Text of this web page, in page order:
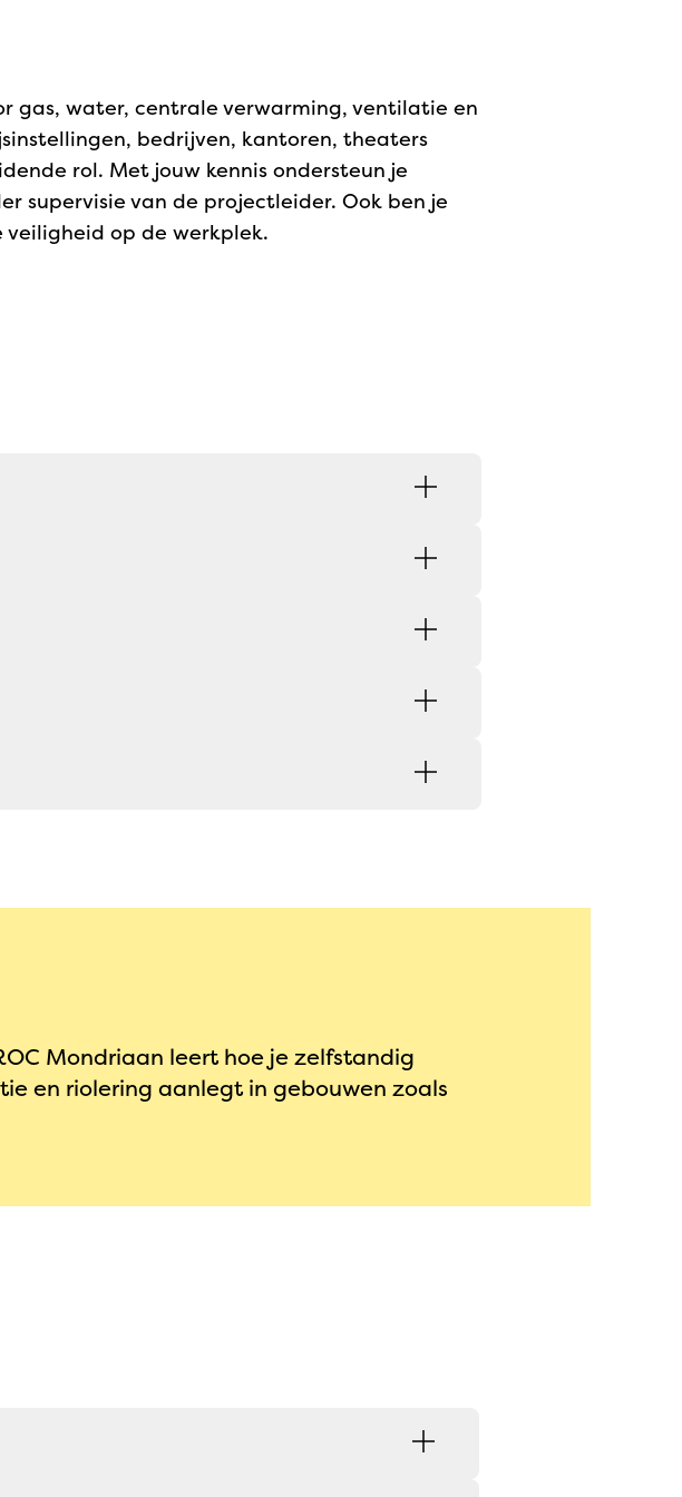
gas, water, centrale verwarming, ventilatie en
bedrijven, kantoren, theaters
rol. Met jouw kennis ondersteun je
supervisie van de projectleider. Ook ben je
op de werkplek.
Mondriaan leert hoe je zelfstandig
en riolering aanlegt in gebouwen zoals